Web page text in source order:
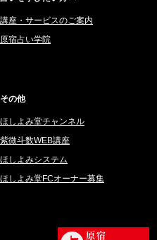
さてら (94)
桜望巴千 (270)
綺咲みゆき (22)
比呂 酒井 (59)
ロザリン (157)
坂宮 鈴果 (82)
2024年12月 (57)
2024年11月 (38)
2024年10月 (36)
2024年9月 (39)
2024年8月 (45)
講座・サービスのご案内
原宿占い学院
その他
ほしよみ堂チャンネル
紫微斗数WEB講座
ほしよみシステム
ほしよみ堂FCオーナー募集